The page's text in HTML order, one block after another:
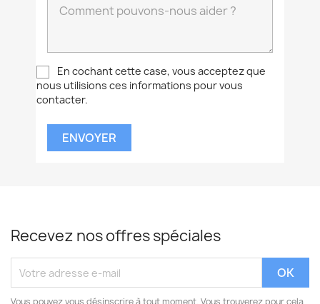
En cochant cette case, vous acceptez que
nous utilisions ces informations pour vous
contacter.
Recevez nos offres spéciales
Vous pouvez vous désinscrire à tout moment. Vous trouverez pour cela